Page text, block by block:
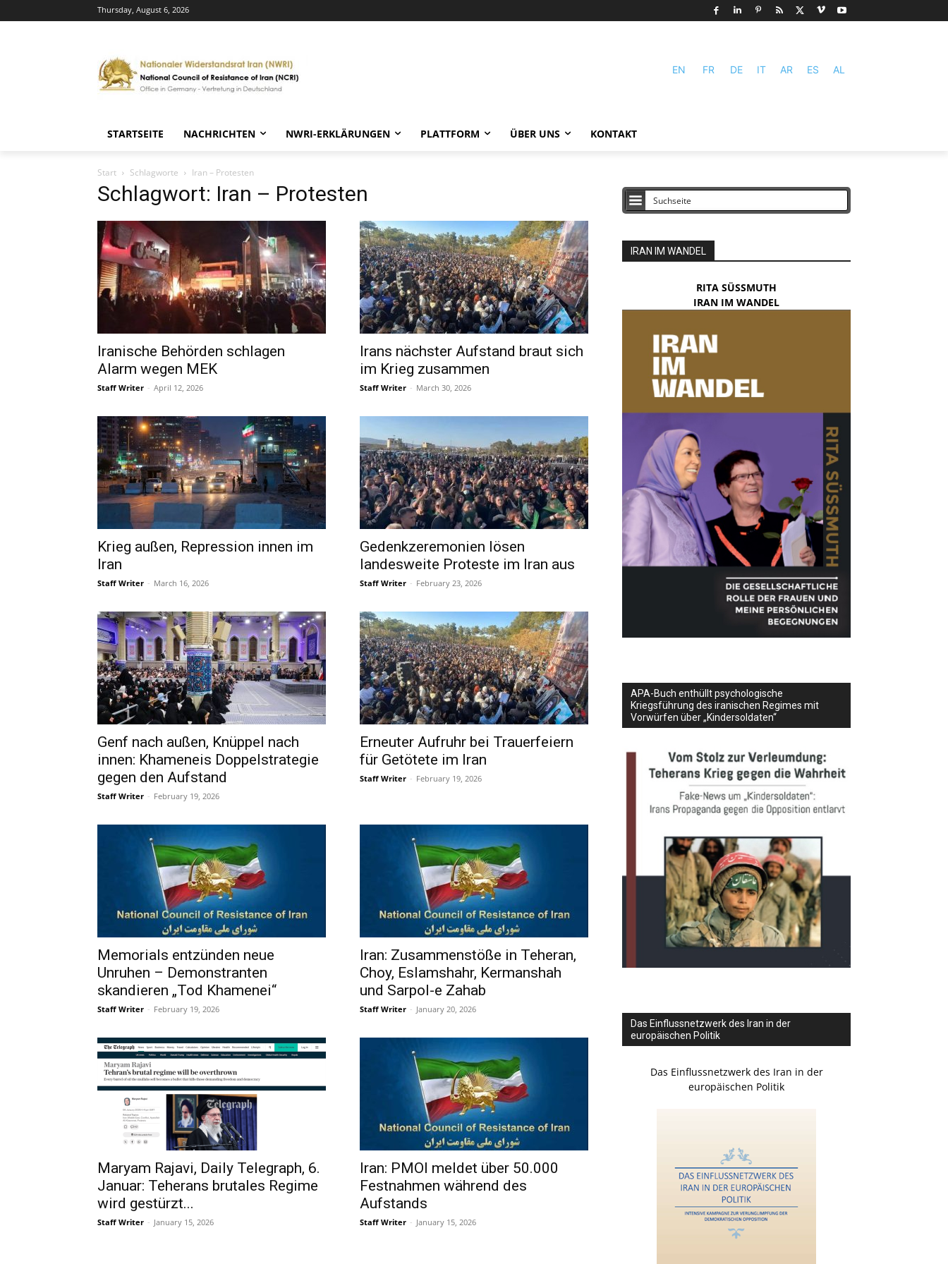
Thursday, August 6, 2026
EN FR DE IT AR ES AL
STARTSEITE NACHRICHTEN NWRI-ERKLÄRUNGEN PLATTFORM ÜBER UNS KONTAKT
Start Schlagworte Iran – Protesten
Schlagwort: Iran – Protesten
Iranische Behörden schlagen
Alarm wegen MEK
Staff Writer - April 12, 2026
Irans nächster Aufstand braut sich
im Krieg zusammen
Staff Writer - March 30, 2026
Krieg außen, Repression innen im
Iran
Staff Writer - March 16, 2026
Gedenkzeremonien lösen
landesweite Proteste im Iran aus
Staff Writer - February 23, 2026
Genf nach außen, Knüppel nach
innen: Khameneis Doppelstrategie
gegen den Aufstand
Staff Writer - February 19, 2026
Erneuter Aufruhr bei Trauerfeiern
für Getötete im Iran
Staff Writer - February 19, 2026
Memorials entzünden neue
Unruhen – Demonstranten
skandieren „Tod Khamenei“
Staff Writer - February 19, 2026
Iran: Zusammenstöße in Teheran,
Choy, Eslamshahr, Kermanshah
und Sarpol-e Zahab
Staff Writer - January 20, 2026
Maryam Rajavi, Daily Telegraph, 6.
Januar: Teherans brutales Regime
wird gestürzt...
Staff Writer - January 15, 2026
Iran: PMOI meldet über 50.000
Festnahmen während des
Aufstands
Staff Writer - January 15, 2026
IRAN IM WANDEL
RITA SÜSSMUTH
IRAN IM WANDEL
APA-Buch enthüllt psychologische
Kriegsführung des iranischen Regimes mit
Vorwürfen über „Kindersoldaten“
Das Einflussnetzwerk des Iran in der
europäischen Politik
Das Einflussnetzwerk des Iran in der
europäischen Politik